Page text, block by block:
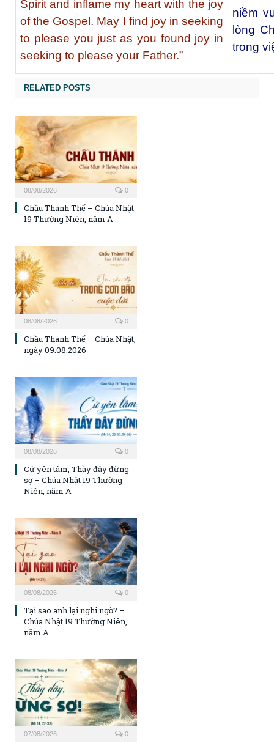
Spirit and inflame my heart with the joy
of the Gospel. May I find joy in seeking
to please you just as you found joy in
seeking to please your Father.”
niềm
lòng
trong
RELATED POSTS
08/08/2026 0
Chầu Thánh Thể – Chúa Nhật
19 Thường Niên, năm A
08/08/2026 0
Chầu Thánh Thể – Chúa Nhật,
ngày 09.08.2026
08/08/2026 0
Cứ yên tâm, Thầy đây đừng
sợ – Chúa Nhật 19 Thường
Niên, năm A
08/08/2026 0
Tại sao anh lại nghi ngờ? –
Chúa Nhật 19 Thường Niên,
năm A
07/08/2026 0